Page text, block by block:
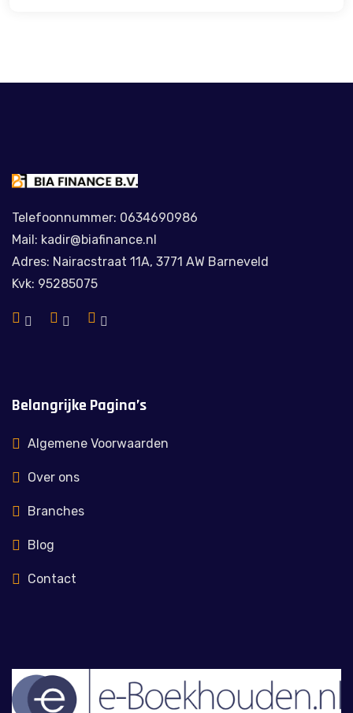
Telefoonnummer: 0634690986
Mail: kadir@biafinance.nl
Adres: Nairacstraat 11A, 3771 AW Barneveld
Kvk: 95285075
Belangrijke Pagina’s
Algemene Voorwaarden
Over ons
Branches
Blog
Contact